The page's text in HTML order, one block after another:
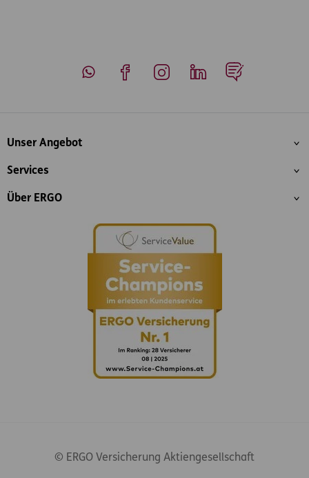
Inhaltsübersicht
Unser Angebot
Services
Über ERGO
© ERGO Versicherung Aktiengesellschaft